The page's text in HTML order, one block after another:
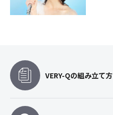
VERY-Qの組み立て方